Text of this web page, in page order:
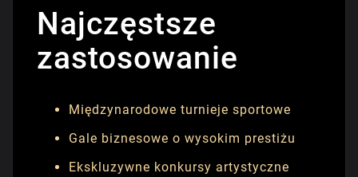
Najczęstsze
zastosowanie
Międzynarodowe turnieje sportowe
Gale biznesowe o wysokim prestiżu
Ekskluzywne konkursy artystyczne